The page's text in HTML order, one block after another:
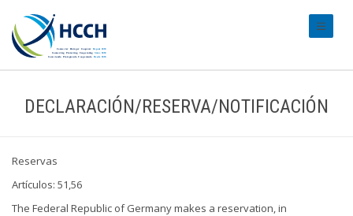
DECLARACIÓN/RESERVA/NOTIFICACIÓN
Reservas
Artículos: 51,56
The Federal Republic of Germany makes a reservation, in